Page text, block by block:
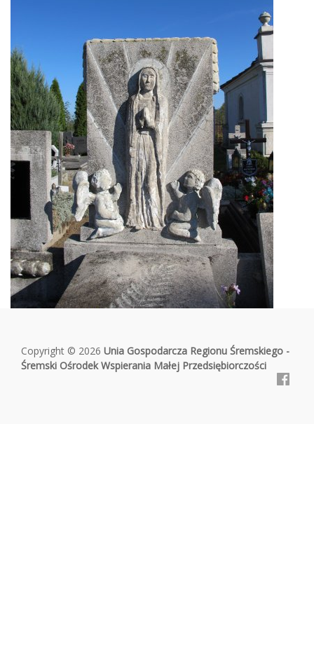
Copyright © 2026 Unia Gospodarcza Regionu Śremskiego -
Śremski Ośrodek Wspierania Małej Przedsiębiorczości